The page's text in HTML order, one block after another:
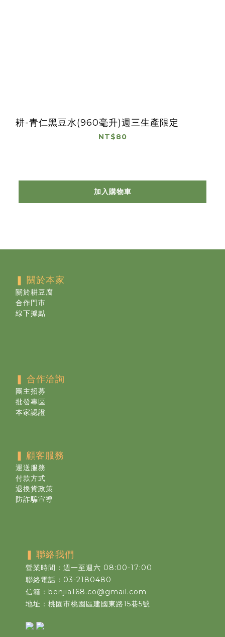
耕-青仁黑豆水(960毫升)週三生產限定
NT$80
加入購物車
❚ 關於本家
關於耕豆腐
合作門市
線下據點
❚ 合作洽詢
團主招募
批發專區
本家認證
❚ 顧客服務
運送服務
付款方式
退換貨政策
防詐騙宣導
❚ 聯絡我們
營業時間：週一至週六 08:00-17:00
聯絡電話：03-2180480
信箱：benjia168.co@gmail.com
地址：桃園市桃園區建國東路15巷5號